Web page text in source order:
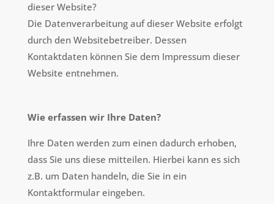
dieser Website?
Die Datenverarbeitung auf dieser Website erfolgt
durch den Websitebetreiber. Dessen
Kontaktdaten können Sie dem Impressum dieser
Website entnehmen.
Wie erfassen wir Ihre Daten?
Ihre Daten werden zum einen dadurch erhoben,
dass Sie uns diese mitteilen. Hierbei kann es sich
z.B. um Daten handeln, die Sie in ein
Kontaktformular eingeben.